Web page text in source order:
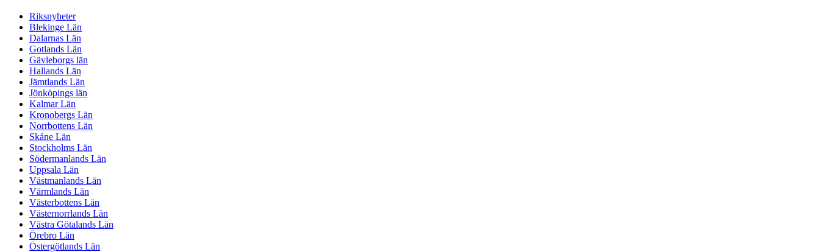
Riksnyheter
Blekinge Län
Dalarnas Län
Gotlands Län
Gävleborgs län
Hallands Län
Jämtlands Län
Jönköpings län
Kalmar Län
Kronobergs Län
Norrbottens Län
Skåne Län
Stockholms Län
Södermanlands Län
Uppsala Län
Västmanlands Län
Värmlands Län
Västerbottens Län
Västernorrlands Län
Västra Götalands Län
Örebro Län
Östergötlands Län